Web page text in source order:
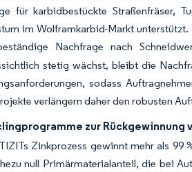
für karbidbestückte Straßenfräser,
im Wolframkarbid-Markt
Nachfrage nach
stetig wächst, bleibt die
sodass
verlängern daher den robusten
zur
Zinkprozess gewinnt mehr als 99
null Primärmaterialanteil, die bei